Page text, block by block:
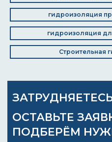
гидроизоляция
гидроизоляция
Строительная
ОСТАВЬТЕ
ПОДБЕРЁМ